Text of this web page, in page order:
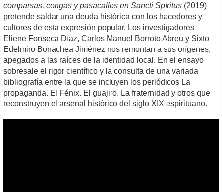
comparsas, congas y pasacalles en Sancti Spíritus (2019)
pretende saldar una deuda histórica con los hacedores y
cultores de esta expresión popular. Los investigadores
Eliene Fonseca Díaz, Carlos Manuel Borroto Abreu y Sixto
Edelmiro Bonachea Jiménez nos remontan a sus orígenes,
apegados a las raíces de la identidad local. En el ensayo
sobresale el rigor científico y la consulta de una variada
bibliografía entre la que se incluyen los periódicos La
propaganda, El Fénix, El guajiro, La fraternidad y otros que
reconstruyen el arsenal histórico del siglo XIX espirituano.